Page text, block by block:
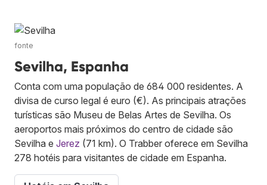
fonte
Sevilha, Espanha
Conta com uma população de 684 000 residentes. A
divisa de curso legal é euro (€). As principais atrações
turísticas são Museu de Belas Artes de Sevilha. Os
aeroportos mais próximos do centro de cidade são
Sevilha e Jerez (71 km). O Trabber oferece em Sevilha
278 hotéis para visitantes de cidade em Espanha.